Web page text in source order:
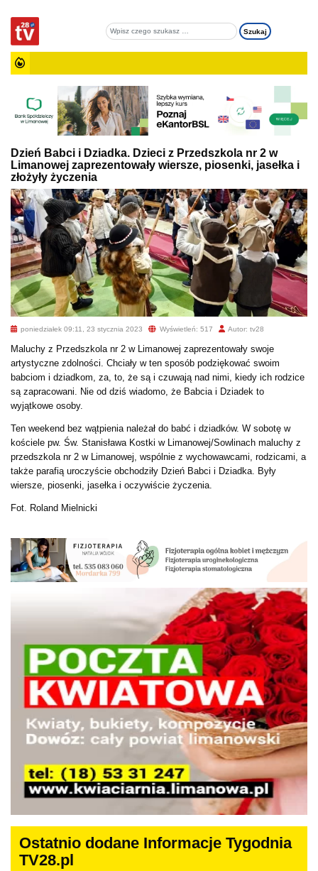
Dzień Babci i Dziadka. Dzieci z Przedszkola nr 2 w
Limanowej zaprezentowały wiersze, piosenki, jasełka i
złożyły życzenia
poniedziałek 09:11, 23 stycznia 2023 Wyświetleń: 517 Autor: tv28
Maluchy z Przedszkola nr 2 w Limanowej zaprezentowały swoje
artystyczne zdolności. Chciały w ten sposób podziękować swoim
babciom i dziadkom, za, to, że są i czuwają nad nimi, kiedy ich rodzice
są zapracowani. Nie od dziś wiadomo, że Babcia i Dziadek to
wyjątkowe osoby.
Ten weekend bez wątpienia należał do babć i dziadków. W sobotę w
kościele pw. Św. Stanisława Kostki w Limanowej/Sowlinach maluchy z
przedszkola nr 2 w Limanowej, wspólnie z wychowawcami, rodzicami, a
także parafią uroczyście obchodziły Dzień Babci i Dziadka. Były
wiersze, piosenki, jasełka i oczywiście życzenia.
Fot. Roland Mielnicki
Ostatnio dodane Informacje Tygodnia
TV28.pl